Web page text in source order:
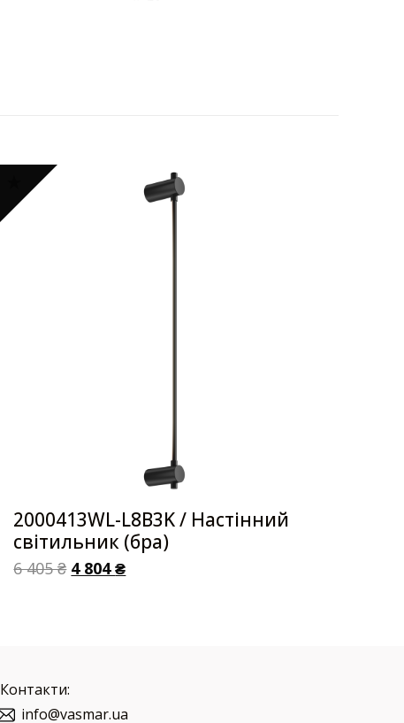
2000413WL-L8B3K / Настінний
світильник (бра)
6 405₴ 4 804₴
Контакти:
info@vasmar.ua